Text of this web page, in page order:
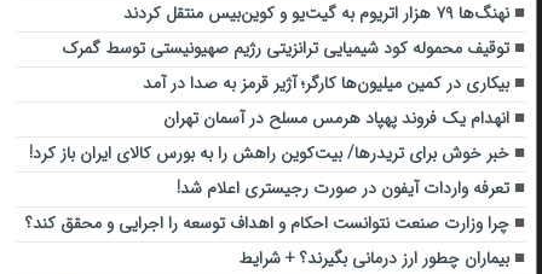
نهنگ‌ها ۷۹ هزار اتریوم به گیت‌یو و کوین‌بیس منتقل کردند
توقیف محموله کود شیمیایی ترانزیتی رژیم صهیونیستی توسط گمرک
بیکاری در کمین میلیون‌ها کارگر؛ آژیر قرمز به صدا در آمد
انهدام یک فروند پهپاد هرمس مسلح در آسمان تهران
خبر خوش برای تریدرها/ بیت‌کوین راهش را به بورس کالای ایران باز کرد!
تعرفه واردات آیفون در صورت رجیستری اعلام شد!
چرا وزارت صنعت نتوانست احکام و اهداف توسعه را اجرایی و محقق کند؟
بیماران چطور ارز درمانی بگیرند؟ + شرایط